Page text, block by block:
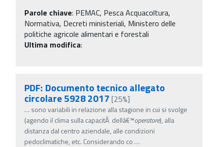
Parole chiave: PEMAC, Pesca Acquacoltura,
Normativa, Decreti ministeriali, Ministero delle
politiche agricole alimentari e forestali
Ultima modifica:
PDF: Documento tecnico allegato
circolare 5928 2017 [25%]
… sono variabili in relazione alla stagione in cui si svolge
(agendo il clima sulla capacitÃ dellâ€™operatore), alla
distanza dal centro aziendale, alle condizioni
pedoclimatiche, etc. Considerando co …